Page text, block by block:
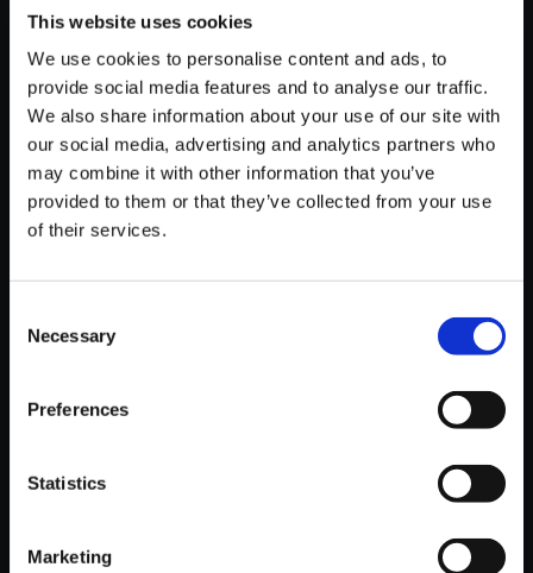
This website uses cookies
We use cookies to personalise content and ads, to
provide social media features and to analyse our traffic.
We also share information about your use of our site with
our social media, advertising and analytics partners who
may combine it with other information that you’ve
provided to them or that they’ve collected from your use
of their services.
Selection
Necessary
Preferences
Statistics
Marketing
【単曲】逆転裁判 蘇る逆転 オリ
ジナル・サウンドトラック 追求
～追いつめられて／バリエーシ
7ポイント付与